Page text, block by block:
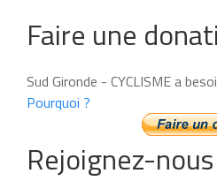
Faire une
Sud Gironde - CYCLISME a
Pourquoi ?
Rejoignez-